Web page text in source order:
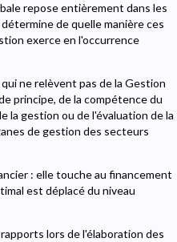
repose entièrement dans les
de quelle manière ces
exerce en l'occurrence
ne relèvent pas de la Gestion
principe, de la compétence du
la gestion ou de l'évaluation de la
de gestion des secteurs
: elle touche au financement
est déplacé du niveau
lors de l'élaboration des